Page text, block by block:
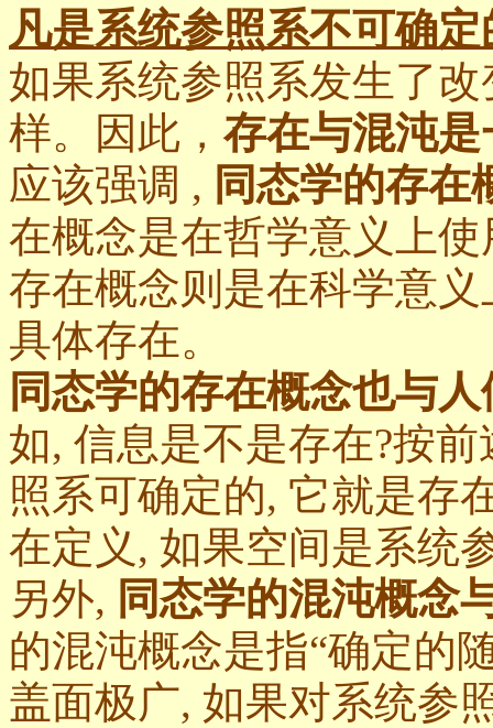
凡是系统参照系不可确
如果系统参照系发生了
样。因此， 存在与混沌
应该强调 , 同态学的存在
在概念是在哲学意义上
存在概念则是在科学意
具体存在。
同态学的存在概念也与
如, 信息是不是存在?按
照系可确定的, 它就是存
在定义, 如果空间是系统
另外, 同态学的混沌概念
的混沌概念是指“确定的
盖面极广, 如果对系统参